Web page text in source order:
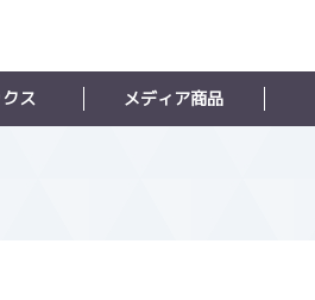
ス メディア商品